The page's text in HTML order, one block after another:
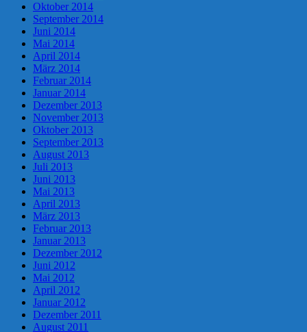
Oktober 2014
September 2014
Juni 2014
Mai 2014
April 2014
März 2014
Februar 2014
Januar 2014
Dezember 2013
November 2013
Oktober 2013
September 2013
August 2013
Juli 2013
Juni 2013
Mai 2013
April 2013
März 2013
Februar 2013
Januar 2013
Dezember 2012
Juni 2012
Mai 2012
April 2012
Januar 2012
Dezember 2011
August 2011